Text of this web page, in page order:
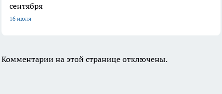
сентября
16 июля
Комментарии на этой странице отключены.